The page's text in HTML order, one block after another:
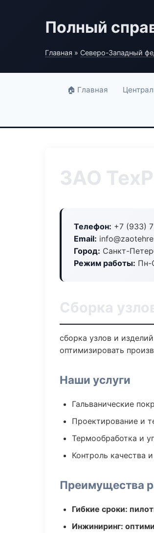
Полный
Главная » Северо-Западный
🏠 Главная
ЗАО
Телефон: +7 (933)
Email:
Город: Санкт-
Режим работы: Пн-
Сборка
сборка узлов и
оптимизировать
Наши услуги
Гальванические
Проектирование и
Термообработка и
Контроль качества
Преимущества
Гибкие сроки:
Инжиниринг: